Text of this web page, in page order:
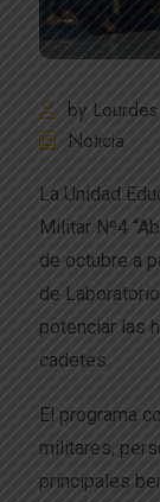
by
Noticia
La Unidad
Militar Nº4
de octubre a
de
potenciar las
cadetes.
El programa
militares,
principales